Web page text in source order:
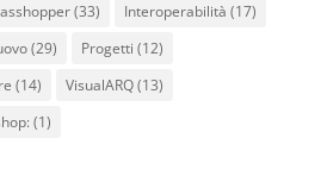
(33) Interoperabilità (17)
(29) Progetti (12)
(14) VisualARQ(13)
(1)